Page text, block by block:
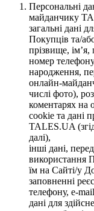
Персональні
майданчику
загальні дані
Покупців та/
прізвище, ім’я,
номер
народження,
онлайн-
числі фото),
коментарях
cookie та дані
TALES.UA
далі),
інші дані,
використання
їм на Сайті/у
заповненні
телефону, e-
дані для